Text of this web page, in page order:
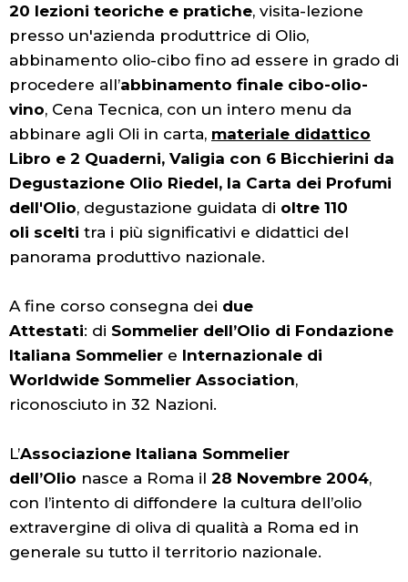
20 lezioni teoriche e pratiche, visita-lezione
presso un'azienda produttrice di Olio,
abbinamento olio-cibo fino ad essere in grado di
procedere all’abbinamento finale cibo-olio-
vino, Cena Tecnica, con un intero menu da
abbinare agli Oli in carta, materiale didattico
Libro e 2 Quaderni, Valigia con 6 Bicchierini da
Degustazione Olio Riedel, la Carta dei Profumi
dell'Olio, degustazione guidata di oltre 110
oli scelti tra i più significativi e didattici del
panorama produttivo nazionale.
A fine corso consegna dei due
Attestati: di Sommelier dell’Olio di Fondazione
Italiana Sommelier e Internazionale di
Worldwide Sommelier Association,
riconosciuto in 32 Nazioni.
L’Associazione Italiana Sommelier
dell’Olio nasce a Roma il 28 Novembre 2004,
con l’intento di diffondere la cultura dell’olio
extravergine di oliva di qualità a Roma ed in
generale su tutto il territorio nazionale.